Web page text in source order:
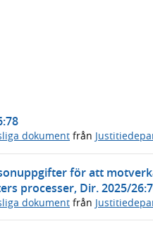
dokument från
för att
processer, Dir. 2025/
dokument från